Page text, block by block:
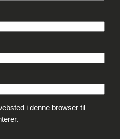
i denne browser til